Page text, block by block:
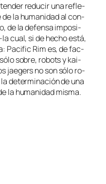
re­du­cir una re­fle­
de la hu­ma­ni­dad al con­
de la de­fen­sa im­po­si­
cual, si de he­cho es­tá,
Pacific Rimes,de fac­
so­bre, ro­bots ykai­
jae­gersno son só­lo ro­
de­ter­mi­na­ción de una
la hu­ma­ni­dad misma.